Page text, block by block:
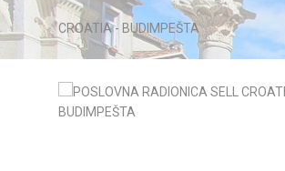
CROATIA - BUDIMPEŠTA